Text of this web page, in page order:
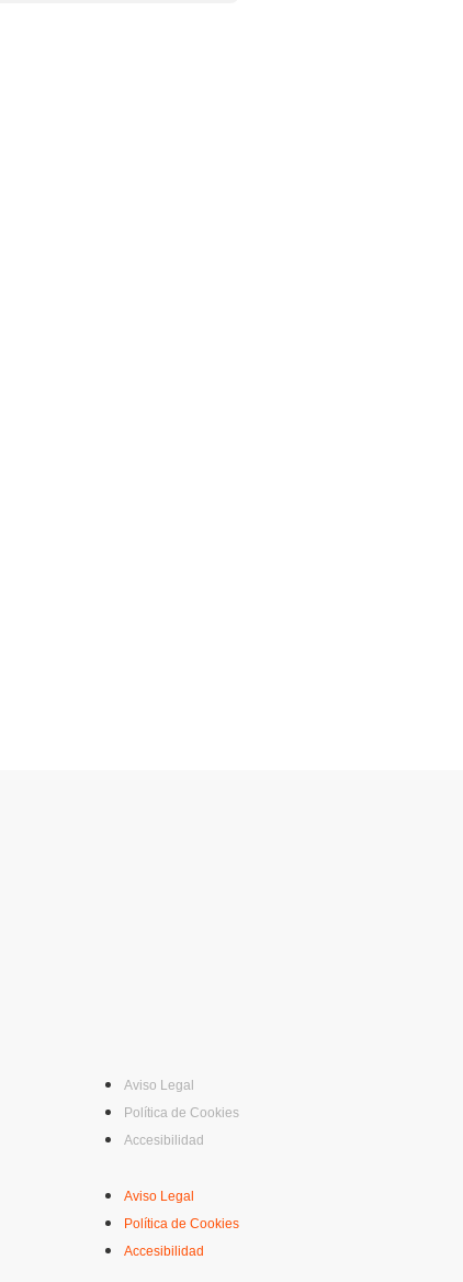
Aviso Legal
Política de Cookies
Accesibilidad
Aviso Legal
Política de Cookies
Accesibilidad